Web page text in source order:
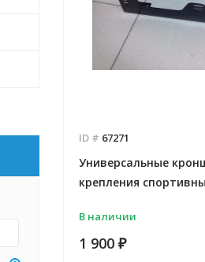
ID # 67271
Универсальные
крепления
В наличии
1 900 ₽